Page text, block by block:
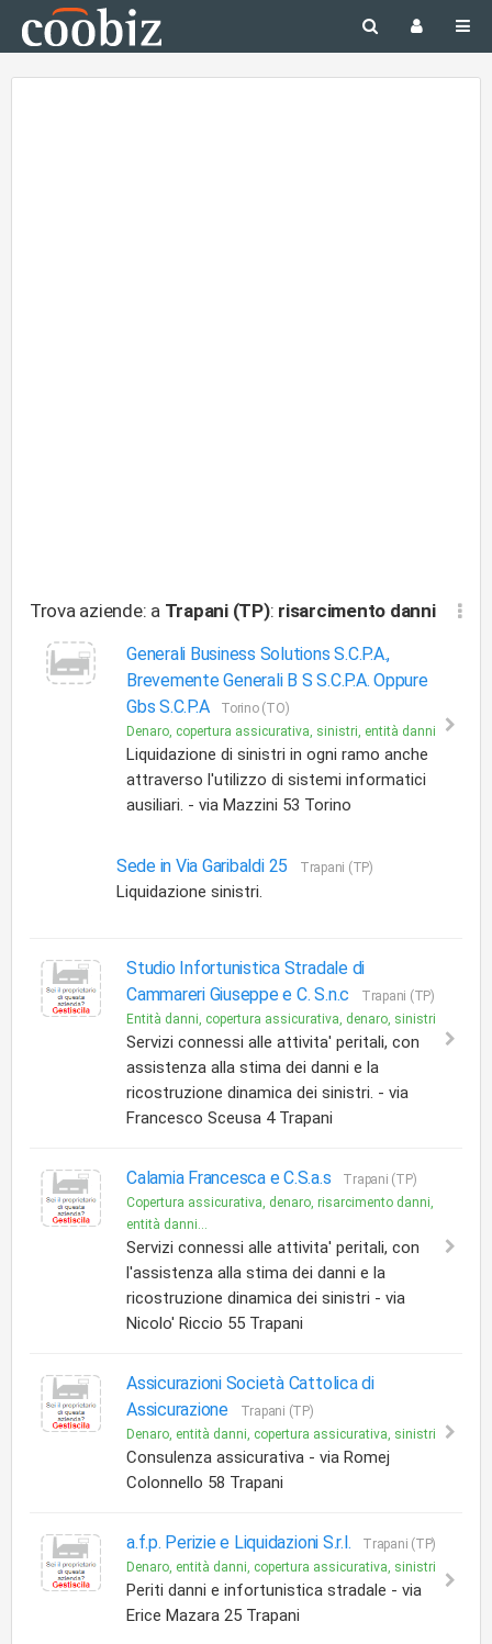
Trova aziende: a Trapani (TP): risarcimento danni
Generali Business Solutions S.C.P.A.,
Brevemente Generali B S S.C.P.A. Oppure
Gbs S.C.P.A
Torino (TO)
Denaro, copertura assicurativa, sinistri, entità danni
Liquidazione di sinistri in ogni ramo anche
attraverso l'utilizzo di sistemi informatici
ausiliari. - via Mazzini 53 Torino
Sede in Via Garibaldi 25 Trapani (TP)
Liquidazione sinistri.
Studio Infortunistica Stradale di
Cammareri Giuseppe e C. S.n.c
Trapani (TP)
Entità danni, copertura assicurativa, denaro, sinistri
Servizi connessi alle attivita' peritali, con
assistenza alla stima dei danni e la
ricostruzione dinamica dei sinistri. - via
Francesco Sceusa 4 Trapani
Calamia Francesca e C.S.a.s
Trapani (TP)
Copertura assicurativa, denaro, risarcimento danni,
entità danni...
Servizi connessi alle attivita' peritali, con
l'assistenza alla stima dei danni e la
ricostruzione dinamica dei sinistri - via
Nicolo' Riccio 55 Trapani
Assicurazioni Società Cattolica di
Assicurazione
Trapani (TP)
Denaro, entità danni, copertura assicurativa, sinistri
Consulenza assicurativa - via Romej
Colonnello 58 Trapani
a.f.p. Perizie e Liquidazioni S.r.l.
Trapani (TP)
Denaro, entità danni, copertura assicurativa, sinistri
Periti danni e infortunistica stradale - via
Erice Mazara 25 Trapani